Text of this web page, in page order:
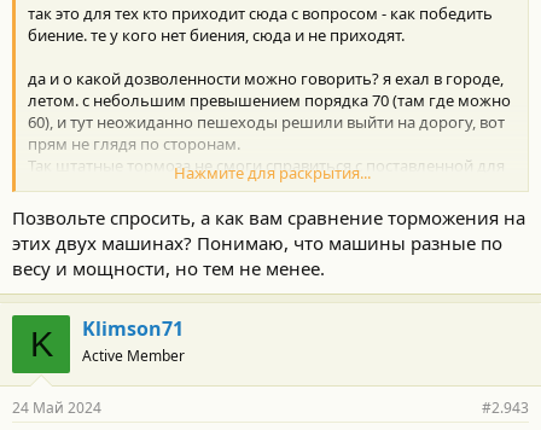
так это для тех кто приходит сюда с вопросом - как победить
биение. те у кого нет биения, сюда и не приходят.
да и о какой дозволенности можно говорить? я ехал в городе,
летом. с небольшим превышением порядка 70 (там где можно
60), и тут неожиданно пешеходы решили выйти на дорогу, вот
прям не глядя по сторонам.
Так штатные тормоза не смоги справиться с поставленной для
них задачей, даже АБС не сработала, и не было следов
усилия чтобы остановить машину. Я жал в пол со всей дури, но
продолжал катиться как будто тормоза отказали. Доехав до
дома, посмотрел диски - они стали фиолетового цвета. После
этого я и побежал срочно тюнить тормоза. Ибо случиться
может все что угодно.
Теперь нет проблем с уверенным торможением, и даже на
трассе более точно получается встроиться между машин при
торможении, ибо оно не ватное как на стоке, а вполне
понятное.
Нажмите для раскрытия...
Позвольте спросить, а как вам сравнение торможения на
этих двух машинах? Понимаю, что машины разные по
весу и мощности, но тем не менее.
K Klimson71
Active Member
24 Май 2024 #2.943